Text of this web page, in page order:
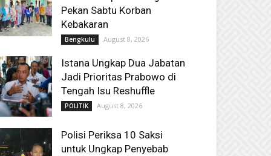
Pekan Sabtu Korban
Kebakaran
Bengkulu August 8, 2026
Istana Ungkap Dua Jabatan
Jadi Prioritas Prabowo di
Tengah Isu Reshuffle
POLITIK August 8, 2026
Polisi Periksa 10 Saksi
untuk Ungkap Penyebab